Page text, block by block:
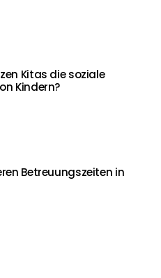
Kitas die soziale
Kindern?
Betreuungszeiten in